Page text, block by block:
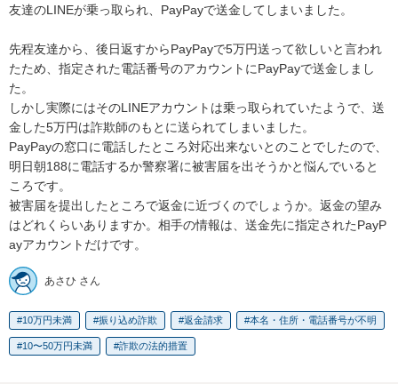
友達のLINEが乗っ取られ、PayPayで送金してしまいました。
先程友達から、後日返すからPayPayで5万円送って欲しいと言われ
たため、指定された電話番号のアカウントにPayPayで送金しまし
た。
しかし実際にはそのLINEアカウントは乗っ取られていたようで、送
金した5万円は詐欺師のもとに送られてしまいました。
PayPayの窓口に電話したところ対応出来ないとのことでしたので、
明日朝188に電話するか警察署に被害届を出そうかと悩んでいると
ころです。
被害届を提出したところで返金に近づくのでしょうか。返金の望み
はどれくらいありますか。相手の情報は、送金先に指定されたPayP
ayアカウントだけです。
あさひ さん
10万円未満 振り込め詐欺 返金請求 本名・住所・電話番号が不明
10〜50万円未満 詐欺の法的措置